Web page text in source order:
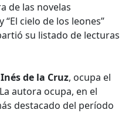
de las novelas
“El cielo de los leones”
su listado de lecturas
de la Cruz, ocupa el
autora ocupa, en el
destacado del período